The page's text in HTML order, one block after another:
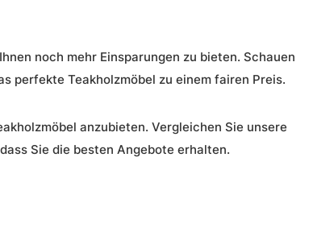
noch mehr Einsparungen zu bieten. Schauen
perfekte Teakholzmöbel zu einem fairen Preis.
anzubieten. Vergleichen Sie unsere
Sie die besten Angebote erhalten.